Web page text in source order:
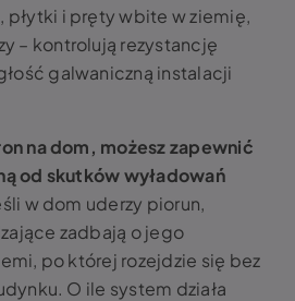
płytki i pręty wbite w ziemię,
– kontrolują rezystancję
galwaniczną instalacji
na dom, możesz zapewnić
od skutków wyładowań
w dom uderzy piorun,
zadbają o jego
po której rozejdzie się bez
O ile system działa